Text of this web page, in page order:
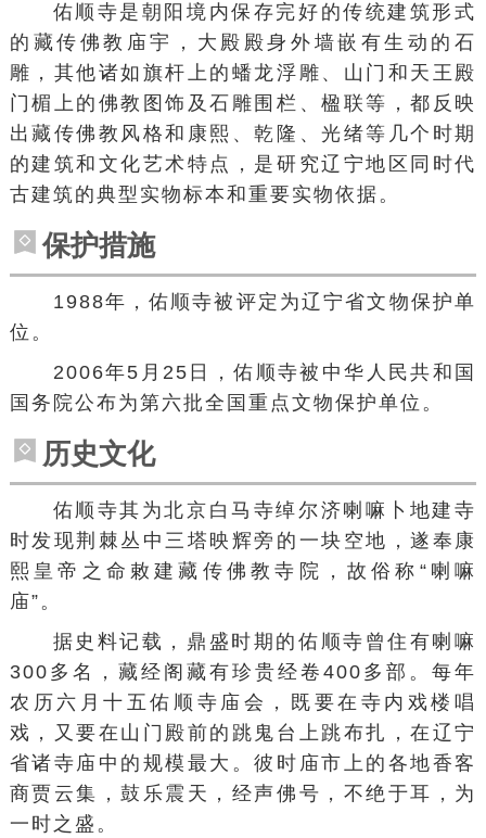
佑顺寺是朝阳境内保存完好的传统建筑形式
的藏传佛教庙宇，大殿殿身外墙嵌有生动的石
雕，其他诸如旗杆上的蟠龙浮雕、山门和天王殿
门楣上的佛教图饰及石雕围栏、楹联等，都反映
出藏传佛教风格和康熙、乾隆、光绪等几个时期
的建筑和文化艺术特点，是研究辽宁地区同时代
古建筑的典型实物标本和重要实物依据。
保护措施
1988年，佑顺寺被评定为辽宁省文物保护单
位。
2006年5月25日，佑顺寺被中华人民共和国
国务院公布为第六批全国重点文物保护单位。
历史文化
佑顺寺其为北京白马寺绰尔济喇嘛卜地建寺
时发现荆棘丛中三塔映辉旁的一块空地，遂奉康
熙皇帝之命敕建藏传佛教寺院，故俗称“喇嘛
庙”。
据史料记载，鼎盛时期的佑顺寺曾住有喇嘛
300多名，藏经阁藏有珍贵经卷400多部。每年
农历六月十五佑顺寺庙会，既要在寺内戏楼唱
戏，又要在山门殿前的跳鬼台上跳布扎，在辽宁
省诸寺庙中的规模最大。彼时庙市上的各地香客
商贾云集，鼓乐震天，经声佛号，不绝于耳，为
一时之盛。